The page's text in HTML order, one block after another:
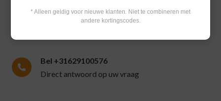
* Alleen geldig voor nieuwe klanten. Niet te combineren met
andere kortingscodes.
Bel +31629100576
Direct antwoord op uw vraag